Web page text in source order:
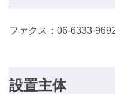
ファクス：06-6333-
設置主体